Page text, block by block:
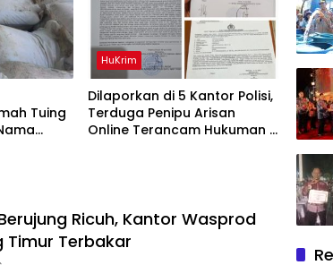
Tuing
HuKrim
Dilaporkan di 5 Kantor Polisi,
Terduga Penipu Arisan
Online Terancam Hukuman 4
Ricuh, Kantor Wasprod
Timur Terbakar